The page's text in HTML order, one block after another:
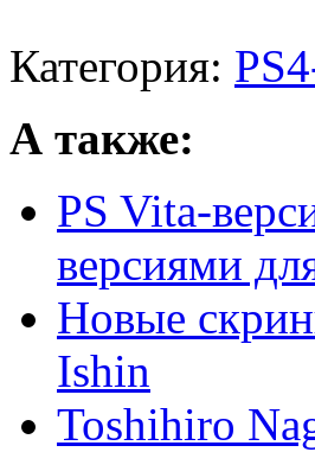
Категория:
А также:
PS Vita-
версиями
Новые
Ishin
Toshihiro